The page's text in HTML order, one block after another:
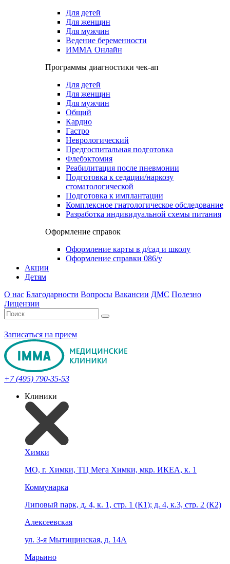
Для детей
Для женщин
Для мужчин
Ведение беременности
ИММА Онлайн
Программы диагностики чек-ап
Для детей
Для женщин
Для мужчин
Общий
Кардио
Гастро
Неврологический
Предгоспитальная подготовка
Флебэктомия
Реабилитация после пневмонии
Подготовка к седации/наркозу
стоматологической
Подготовка к имплантации
Комплексное гнатологическое обследование
Разработка индивидуальной схемы питания
Оформление справок
Оформление карты в д/сад и школу
Оформление справки 086/у
Акции
Детям
О нас Благодарности Вопросы Вакансии ДМС Полезно
Лицензии
Записаться на прием
+7 (495) 790-35-53
Клиники
Химки
МО, г. Химки, ТЦ Мега Химки, мкр. ИКЕА, к. 1
Коммунарка
Липовый парк, д. 4, к. 1, стр. 1 (К1); д. 4, к.3, стр. 2 (К2)
Алексеевская
ул. 3-я Мытищинская, д. 14А
Марьино